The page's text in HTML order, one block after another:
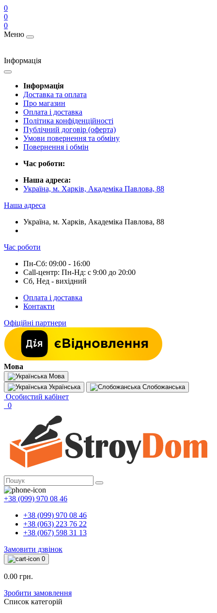
0
0
0
Меню
Інформація
Інформація
Доставка та оплата
Про магазин
Оплата і доставка
Політика конфіденційності
Публічний договір (оферта)
Умови повернення та обміну
Повернення і обмін
Час роботи:
Наша адреса:
Україна, м. Харків, Академіка Павлова, 88
Наша адреса
Україна, м. Харків, Академіка Павлова, 88
Час роботи
Пн-Сб: 09:00 - 16:00
Call-центр: Пн-Нд: с 9:00 до 20:00
Сб, Нед - вихідний
Оплата і доставка
Контакти
Офіційні партнери
Мова
Мова
Українська
Слобожанська
Особистий кабінет
0
+38 (099) 970 08 46
+38 (099) 970 08 46
+38 (063) 223 76 22
+38 (067) 598 31 13
Замовити дзвінок
0
0.00 грн.
Зробити замовлення
Список категорій